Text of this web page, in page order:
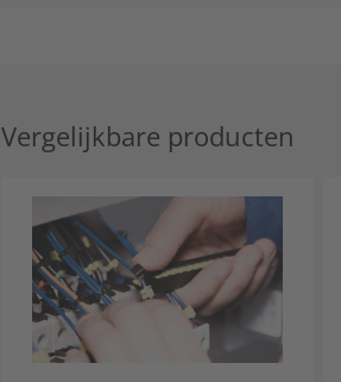
Vergelijkbare producten